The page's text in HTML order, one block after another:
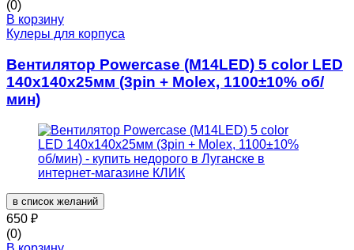
(0)
В корзину
Кулеры для корпуса
Вентилятор Powercase (M14LED) 5 color LED
140x140x25мм (3pin + Molex, 1100±10% об/
мин)
в список желаний
650 ₽
(0)